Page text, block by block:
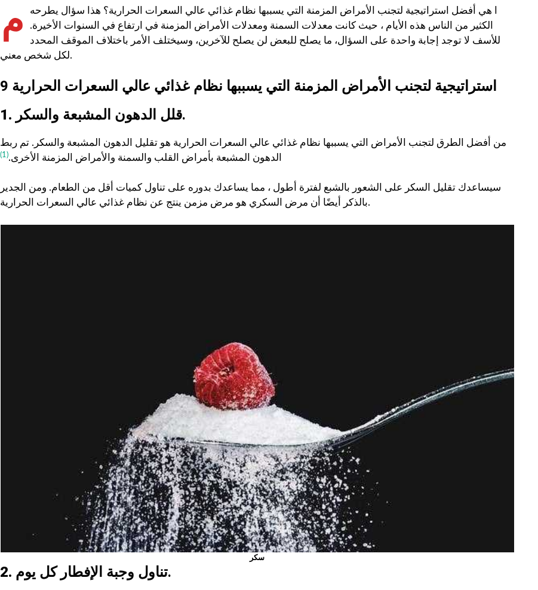
م
ا هي أفضل استراتيجية لتجنب الأمراض المزمنة التي يسببها نظام غذائي عالي السعرات الحرارية؟ هذا سؤال يطرحه
الكثير من الناس هذه الأيام ، حيث كانت معدلات السمنة ومعدلات الأمراض المزمنة في ارتفاع في السنوات الأخيرة.
للأسف لا توجد إجابة واحدة على السؤال، ما يصلح للبعض لن يصلح للآخرين، وسيختلف الأمر باختلاف الموقف المحدد
لكل شخص معني.
9 استراتيجية لتجنب الأمراض المزمنة التي يسببها نظام غذائي عالي السعرات الحرارية
1.
قلل الدهون المشبعة والسكر.
من أفضل الطرق لتجنب الأمراض التي يسببها نظام غذائي عالي السعرات الحرارية هو تقليل الدهون المشبعة والسكر. تم ربط
الدهون المشبعة بأمراض القلب والسمنة والأمراض المزمنة الأخرى.(1)
سيساعدك تقليل السكر على الشعور بالشبع لفترة أطول ، مما يساعدك بدوره على تناول كميات أقل من الطعام. ومن الجدير
بالذكر أيضًا أن مرض السكري هو مرض مزمن ينتج عن نظام غذائي عالي السعرات الحرارية.
سكر
2. تناول وجبة الإفطار كل يوم.
لقد غير موقع استشارات اللياقة
البدنية هذا أسلوب حياتي حقًا.
كان من السهل اتباع خطط
التمرين والتغذية الشخصية
وفعالة. شعرت بالدعم في كل
خطوة على الطريق - موصى به
للغاية لأي شخص جاد في
الحصول على صحة أفضل. ❤️